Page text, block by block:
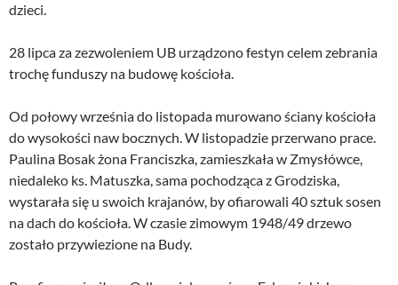
dzieci.
28 lipca za zezwoleniem UB urządzono festyn celem zebrania
trochę funduszy na budowę kościoła.
Od połowy września do listopada murowano ściany kościoła
do wysokości naw bocznych. W listopadzie przerwano prace.
Paulina Bosak żona Franciszka, zamieszkała w Zmysłówce,
niedaleko ks. Matuszka, sama pochodząca z Grodziska,
wystarała się u swoich krajanów, by ofiarowali 40 sztuk sosen
na dach do kościoła. W czasie zimowym 1948/49 drzewo
zostało przywiezione na Budy.